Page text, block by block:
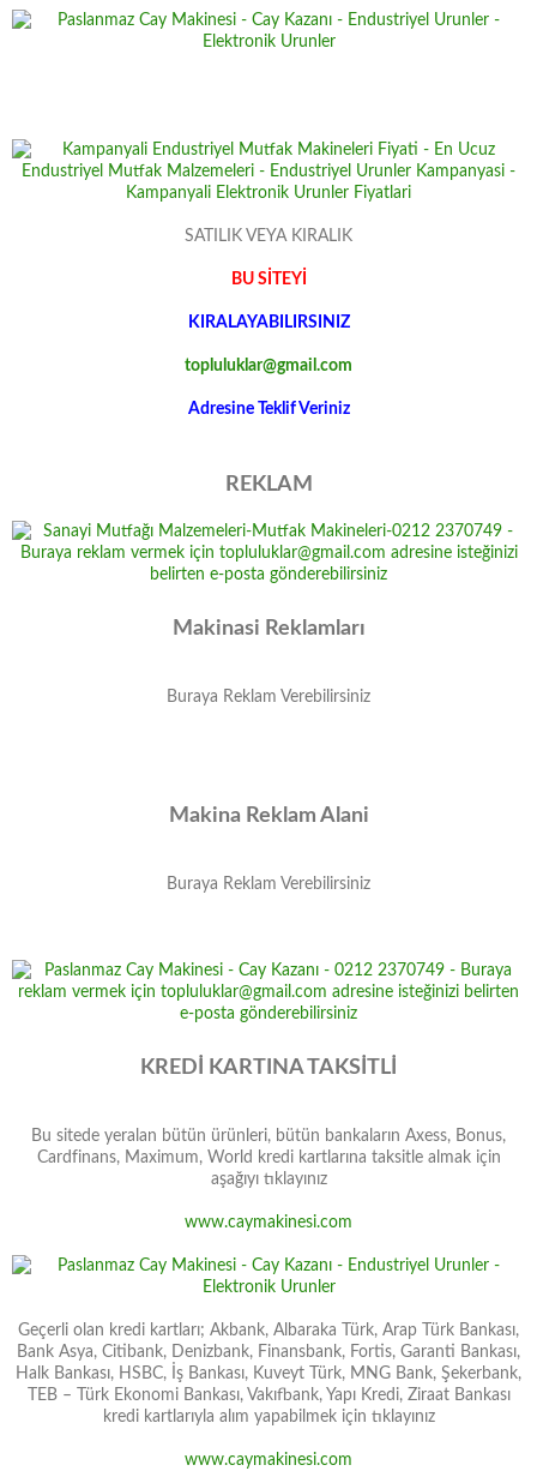
SATILIK VEYA KIRALIK
BU SİTEYİ
KIRALAYABILIRSINIZ
topluluklar@gmail.com
Adresine Teklif Veriniz
REKLAM
Makinasi Reklamları
Buraya Reklam Verebilirsiniz
Makina Reklam Alani
Buraya Reklam Verebilirsiniz
KREDİ KARTINA TAKSİTLİ
Bu sitede yeralan bütün ürünleri, bütün bankaların Axess, Bonus,
Cardfinans, Maximum, World kredi kartlarına taksitle almak için
aşağıyı tıklayınız
www.caymakinesi.com
Geçerli olan kredi kartları; Akbank, Albaraka Türk, Arap Türk Bankası,
Bank Asya, Citibank, Denizbank, Finansbank, Fortis, Garanti Bankası,
Halk Bankası, HSBC, İş Bankası, Kuveyt Türk, MNG Bank, Şekerbank,
TEB – Türk Ekonomi Bankası, Vakıfbank, Yapı Kredi, Ziraat Bankası
kredi kartlarıyla alım yapabilmek için tıklayınız
www.caymakinesi.com